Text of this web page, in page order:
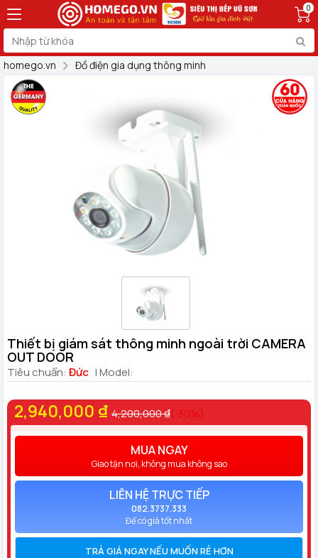
0
homego.vn Đồ điện gia dụng thông minh
Thiết bị giám sát thông minh ngoài trời CAMERA
OUT DOOR
Tiêu chuẩn: Đức | Model:
2,940,000 ₫ 4,200,000 ₫(-30%)
MUA NGAY
Giao tận nơi, không mua không sao
LIÊN HỆ TRỰC TIẾP
082.3737.333
Để có giá tốt nhất
TRẢ GIÁ NGAY NẾU MUỐN RẺ HƠN